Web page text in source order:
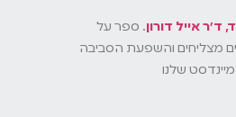
ד״ר אייל דורון. ספר על
מצליחים והשפעת הסביבה
שלנו